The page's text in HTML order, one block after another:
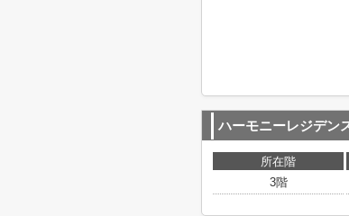
ハーモニーレジデン
所在階
3階